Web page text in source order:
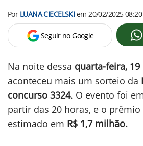
Por LUANA CIECELSKIem20/02/2025 08:20
Seguir no Google
Na noite dessa quarta-feira,
aconteceu mais um sorteio da
concurso 3324. O evento foi
partir das 20 horas, e o prêmio
estimado em R$ 1,7 milhão.